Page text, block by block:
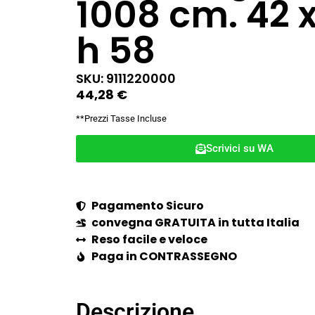
1008 cm. 42
h 58
SKU: 9111220000
44,28 €
**Prezzi Tasse Incluse
Scrivici su WA
Pagamento Sicuro
convegna GRATUITA in tutta Italia
Reso facile e veloce
Paga in CONTRASSEGNO